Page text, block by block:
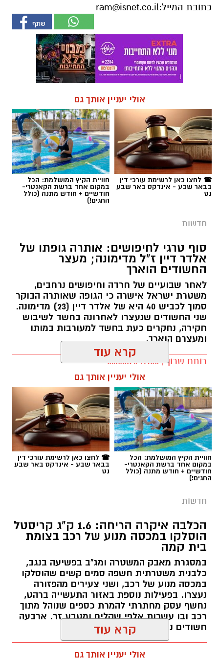
אולי יעניין אותך גם
☎ לחצו כאן לרשימת עורכי דין
בבאר שבע - אינדקס באר שבע
נט
חוויית הקיץ המושלמת: הכל
במקום אחד ברשת הקאנטרי-
חודשיים + חודש מתנה (כולל
החגים!)
חדשות
סוף טרגי לחיפושים: אותרה גופתו של
החשודים הוארך
משטרת ישראל אישרה כי הגופה שאותרה הבוקר
שני החשודים שנעצרו לאחרונה בחשד לשיבוש
חקירה, נחקרים כעת בחשד למעורבות במותו
ומעצרם הוארך.
רותם שרון / 19:00 06.08.26
תגים:אלדר דיין
קרדיט: זק"א
התפתחות קשה וכואבת בפרשת היעדרותו של
אלדר דיין ז"ל, צעיר בן 23 מדימונה, שנעדר מאז
סוף חודש יולי. משטרת ישראל התירה היום
(חמישי) לפרסום כי הגופה שאותרה הבוקר בשטח
פתוח סמוך לכביש 40 זוהתה בוודאות כגופתו של
דיין, לאחר השלמת הליך הזיהוי במכון הלאומי
לרפואה משפטית. הודעה מרה נמסרה למשפחתו.
קרא עוד
אולי יעניין אותך גם
חוויית הקיץ המושלמת: הכל
במקום אחד ברשת הקאנטרי-
חודשיים + חודש מתנה (כולל
החגים!)
☎ לחצו כאן לרשימת עורכי דין
בבאר שבע - אינדקס באר שבע
נט
חדשות
בית קמה
כלבנית משטרתית חשפה סמים קשים שהוסלקו
במכסה מנוע של רכב, ושני צעירים מהפזורה
נעצרו. בפעילות נוספת באזור התעשייה ברהט,
נחשף עסק מחתרתי להמרת כספים שנוהל מתוך
רכב ובו עשרות אלפי שקלים ומטבע זר. ארבעה
חשודים נעצרו בסך הכל.
רותם שרון / 19:00 06.08.26
קרא עוד
אולי יעניין אותך גם